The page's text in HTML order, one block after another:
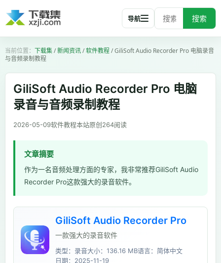
搜索
导航
下载集/新闻资讯/软件教程/GiliSoft Audio Recorder Pro 电脑录音
与音频录制教程
GiliSoft Audio Recorder Pro 电脑
录音与音频录制教程
2026-05-09软件教程本站原创264阅读
文章摘要
作为一名音频处理方面的专家，我非常推荐GiliSoft Audio
Recorder Pro这款强大的录音软件。
GiliSoft Audio Recorder Pro
一款强大的录音软件
类型：录音大小：136.16 MB语言：简体中文
日期：2025-11-19